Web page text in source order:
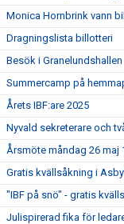
Monica Hornbrink vann
Dragningslista billotteri
Besök i Granelundshallen
Summercamp på
Årets IBF:are 2025
Nyvald sekreterare och
Årsmöte måndag 26 maj
Gratis kvällsåkning i
"IBF på snö" - gratis
Julispirerad fika för